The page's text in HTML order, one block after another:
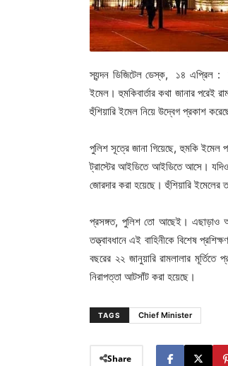
স্যন্দন ডিজিটেল ডেস্ক, ১৪ এপ্রিল :
ইমেল। হুমকিবার্তার কথা জানার পরেই
হুঁশিয়ারি ইমেল নিয়ে উদ্বেগ প্রকাশ
পুলিশ সূত্রে জানা গিয়েছে, হুমকি ইমেল
ট্রাস্টের আইডিতে আইডিতে আসে। যদিও
জোরদার করা হয়েছে। হুঁশিয়ারি ইমেলের
প্রসঙ্গত, পুলিশ তো আছেই। এছাড়াও
তত্ত্বাবধানে এই বাহিনীকে বিশেষ
বছরের ২২ জানুয়ারি রামলালার মূর্তিতে
নিরাপত্তা আটসাঁট করা হয়েছে।
TAGS Chief Minister
Share